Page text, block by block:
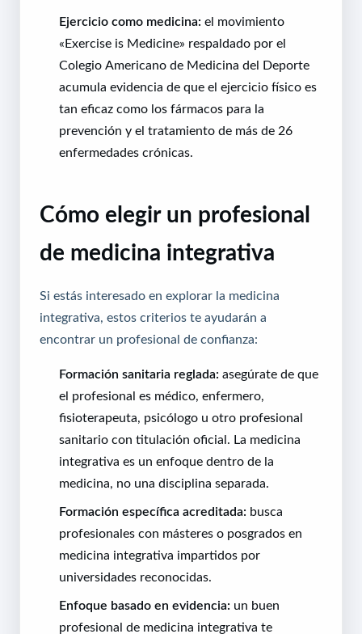
Ejercicio como medicina: el movimiento
«Exercise is Medicine» respaldado por el
Colegio Americano de Medicina del Deporte
acumula evidencia de que el ejercicio físico es
tan eficaz como los fármacos para la
prevención y el tratamiento de más de 26
enfermedades crónicas.
Cómo elegir un profesional
de medicina integrativa
Si estás interesado en explorar la medicina
integrativa, estos criterios te ayudarán a
encontrar un profesional de confianza:
Formación sanitaria reglada: asegúrate de que
el profesional es médico, enfermero,
fisioterapeuta, psicólogo u otro profesional
sanitario con titulación oficial. La medicina
integrativa es un enfoque dentro de la
medicina, no una disciplina separada.
Formación específica acreditada: busca
profesionales con másteres o posgrados en
medicina integrativa impartidos por
universidades reconocidas.
Enfoque basado en evidencia: un buen
profesional de medicina integrativa te